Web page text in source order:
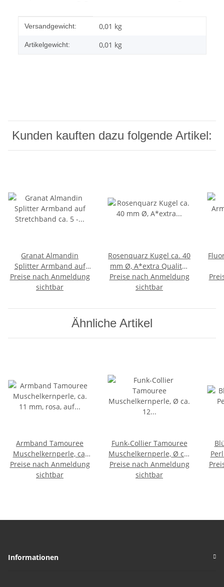
Produkteigenschaft
Wert
Versandgewicht: 0,01 kg
Artikelgewicht: 0,01 kg
Kunden kauften dazu folgende Artikel:
Granat Almandin
Splitter Armband auf
Stretchband ca. 5 - 8
mm, 19 - 20 cm lang
Preise nach Anmeldung
sichtbar
Rosenquarz Kugel ca. 40
mm Ø, A*extra Qualität
aus Madagaskar super
klare rosa Farbe
Preise nach Anmeldung
sichtbar
Ähnliche Artikel
Armband Tamouree
Muschelkernperle, ca.
11 mm, rosa, auf Elastik
gezogen
Preise nach Anmeldung
sichtbar
Funk-Collier Tamouree
Muschelkernperle, Ø ca.
12 mm, Magnetschl,
DEEP Blue SEA, ca. 46 cm
Preise nach Anmeldung
sichtbar
Informationen